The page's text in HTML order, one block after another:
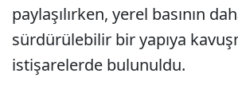
paylaşılırken, yerel basının
sürdürülebilir bir yapıya
istişarelerde bulunuldu.